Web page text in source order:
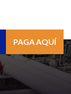
PAGA AQUÍ